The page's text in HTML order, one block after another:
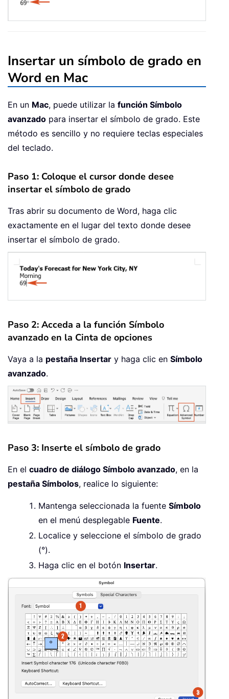
Insertar un símbolo de grado en
Word en Mac
En un Mac, puede utilizar la función Símbolo
avanzado para insertar el símbolo de grado. Este
método es sencillo y no requiere teclas especiales
del teclado.
Paso 1: Coloque el cursor donde desee
insertar el símbolo de grado
Tras abrir su documento de Word, haga clic
exactamente en el lugar del texto donde desee
insertar el símbolo de grado.
Paso 2: Acceda a la función Símbolo
avanzado en la Cinta de opciones
Vaya a la pestaña Insertar y haga clic en Símbolo
avanzado.
Paso 3: Inserte el símbolo de grado
En el cuadro de diálogo Símbolo avanzado, en la
pestaña Símbolos, realice lo siguiente:
Mantenga seleccionada la fuente Símbolo
en el menú desplegable Fuente.
Localice y seleccione el símbolo de grado
(°).
Haga clic en el botón Insertar.